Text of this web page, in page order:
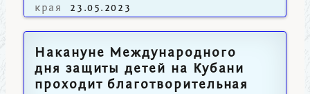
края
23.05.2023
Накануне Международного
дня защиты детей на Кубани
проходит благотворительная